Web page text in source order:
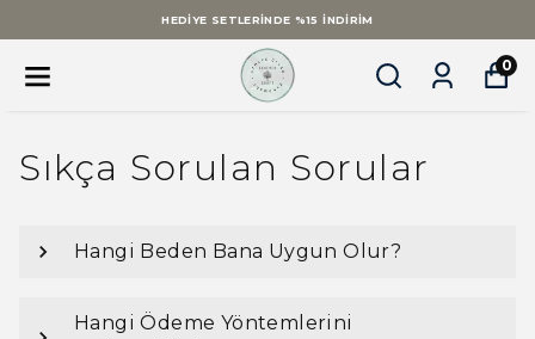
HEDIYE SETLERINDE %15 İNDIRIM
0
Sıkça Sorulan Sorular
Hangi Beden Bana Uygun Olur?
Hangi Ödeme Yöntemlerini